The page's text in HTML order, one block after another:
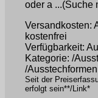
oder a ...(Suche
Versandkosten:
kostenfrei
Verfügbarkeit:
Kategorie: /
/Ausstechformen
Seit der
erfolgt sein**/Link*